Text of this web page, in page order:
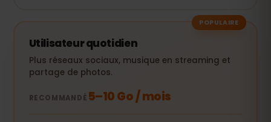
POPULAIRE
Utilisateur quotidien
Plus réseaux sociaux, musique en streaming et
partage de photos.
RECOMMANDÉ 5–10 Go / mois